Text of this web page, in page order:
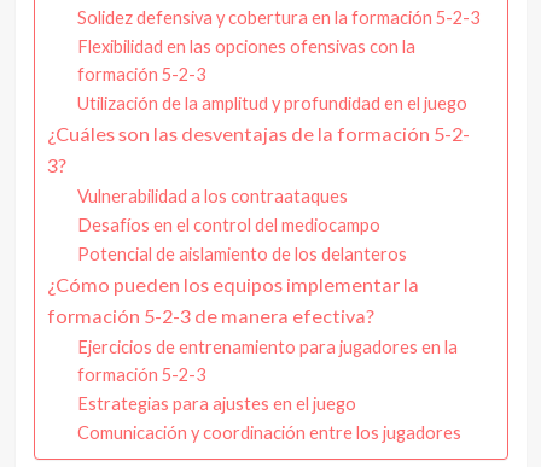
Solidez defensiva y cobertura en la formación 5-2-3
Flexibilidad en las opciones ofensivas con la
formación 5-2-3
Utilización de la amplitud y profundidad en el juego
¿Cuáles son las desventajas de la formación 5-2-
3?
Vulnerabilidad a los contraataques
Desafíos en el control del mediocampo
Potencial de aislamiento de los delanteros
¿Cómo pueden los equipos implementar la
formación 5-2-3 de manera efectiva?
Ejercicios de entrenamiento para jugadores en la
formación 5-2-3
Estrategias para ajustes en el juego
Comunicación y coordinación entre los jugadores